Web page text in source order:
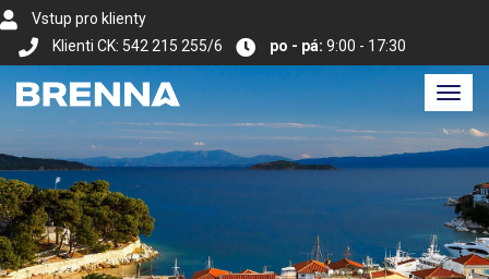
Vstup pro klienty
Klienti CK: 542 215 255/6
po - pá: 9:00 - 17:30